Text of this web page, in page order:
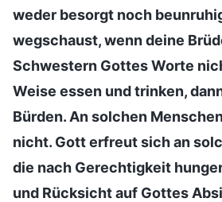
weder besorgt noch
wegschaust, wenn deine
Schwestern Gottes Worte
Weise essen und trinken,
Bürden. An solchen
nicht. Gott erfreut sich an
die nach Gerechtigkeit
und Rücksicht auf Gottes